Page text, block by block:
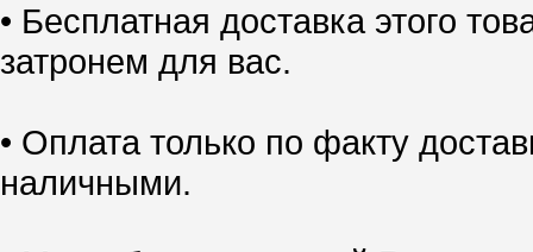
• Бесплатная доставка этого
затронем для вас.
• Оплата только по факту
наличными.